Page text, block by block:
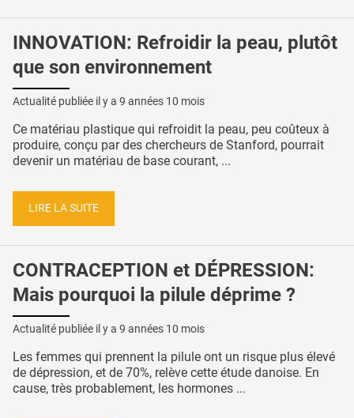
INNOVATION: Refroidir la peau, plutôt
que son environnement
Actualité publiée il y a 9 années 10 mois
Ce matériau plastique qui refroidit la peau, peu coûteux à
produire, conçu par des chercheurs de Stanford, pourrait
devenir un matériau de base courant, ...
LIRE LA SUITE
CONTRACEPTION et DÉPRESSION:
Mais pourquoi la pilule déprime ?
Actualité publiée il y a 9 années 10 mois
Les femmes qui prennent la pilule ont un risque plus élevé
de dépression, et de 70%, relève cette étude danoise. En
cause, très probablement, les hormones ...